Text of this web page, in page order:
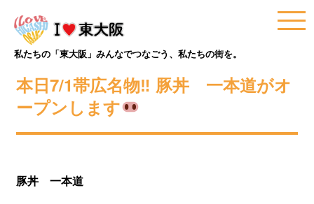
私たちの「東大阪」みんなでつなごう、私たちの街を。
本日7/1帯広名物‼︎ 豚丼 一本道がオ
ープンします
豚丼 一本道